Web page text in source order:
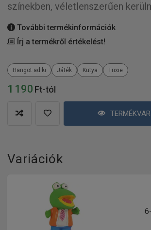
1 190 Ft-tól
színekben, véletlenszerűen
További termékinformációk
Írj a termékről értékelést!
Hangot ad ki Játék Kutya Trixie
Variációk